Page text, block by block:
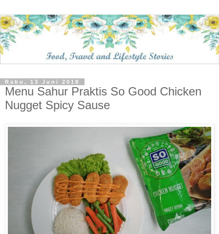
Rabu, 13 Juni 2018
Menu Sahur Praktis So Good Chicken
Nugget Spicy Sause